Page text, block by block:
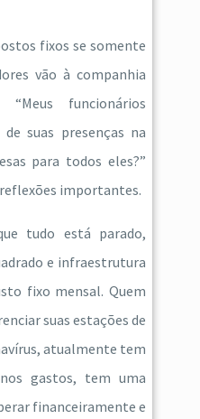
fixos se somente
vão à companhia
funcionários
suas presenças na
para todos eles?”
importantes.
tudo está parado,
e infraestrutura
fixo mensal. Quem
suas estações de
atualmente tem
gastos, tem uma
financeiramente e